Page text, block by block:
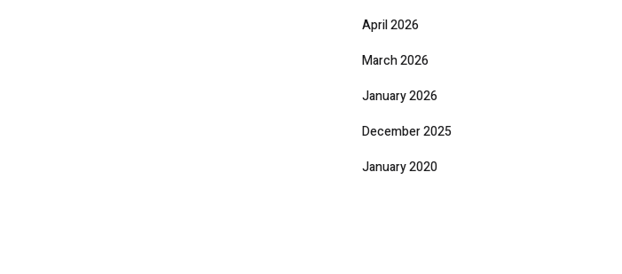
April 2026
March 2026
January 2026
December 2025
January 2020